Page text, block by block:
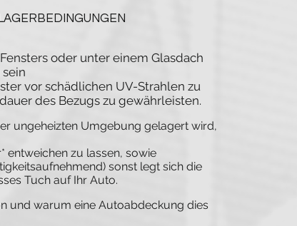
LAGERBEDINGUNGEN
oder unter einem Glasdach
vor schädlichen UV-Strahlen zu
des Bezugs zu gewährleisten.
ungeheizten Umgebung gelagert wird,
entweichen zu lassen, sowie
sonst legt sich die
Tuch auf Ihr Auto.
und warum eine Autoabdeckung dies